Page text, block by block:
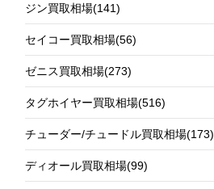
ジン買取相場(141)
セイコー買取相場(56)
ゼニス買取相場(273)
タグホイヤー買取相場(516)
チューダー/チュードル買取相場(173)
ディオール買取相場(99)